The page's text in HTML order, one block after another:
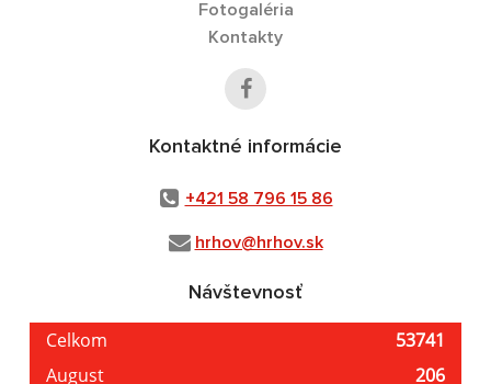
Fotogaléria
Kontakty
Kontaktné informácie
+421 58 796 15 86
hrhov@hrhov.sk
Návštevnosť